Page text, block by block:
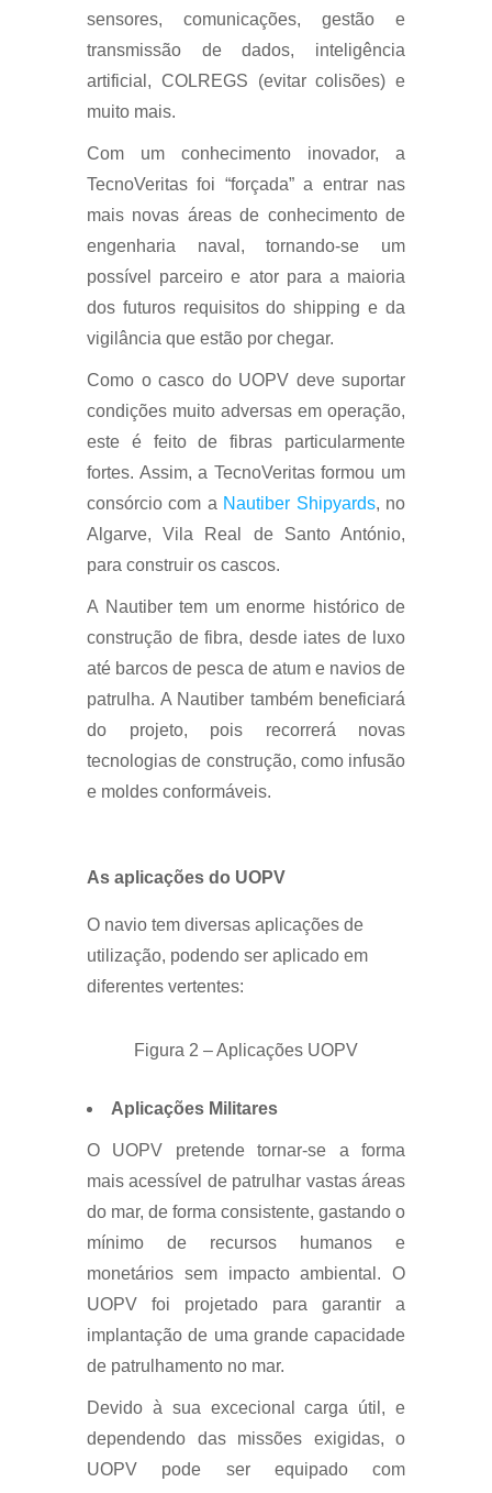
sensores, comunicações, gestão e
transmissão de dados, inteligência
artificial, COLREGS (evitar colisões) e
muito mais.
Com um conhecimento inovador, a
TecnoVeritas foi “forçada” a entrar nas
mais novas áreas de conhecimento de
engenharia naval, tornando-se um
possível parceiro e ator para a maioria
dos futuros requisitos do shipping e da
vigilância que estão por chegar.
Como o casco do UOPV deve suportar
condições muito adversas em operação,
este é feito de fibras particularmente
fortes. Assim, a TecnoVeritas formou um
consórcio com a Nautiber Shipyards, no
Algarve, Vila Real de Santo António,
para construir os cascos.
A Nautiber tem um enorme histórico de
construção de fibra, desde iates de luxo
até barcos de pesca de atum e navios de
patrulha. A Nautiber também beneficiará
do projeto, pois recorrerá novas
tecnologias de construção, como infusão
e moldes conformáveis.
As aplicações do UOPV
O navio tem diversas aplicações de
utilização, podendo ser aplicado em
diferentes vertentes:
Figura 2 – Aplicações UOPV
Aplicações Militares
O UOPV pretende tornar-se a forma
mais acessível de patrulhar vastas áreas
do mar, de forma consistente, gastando o
mínimo de recursos humanos e
monetários sem impacto ambiental. O
UOPV foi projetado para garantir a
implantação de uma grande capacidade
de patrulhamento no mar.
Devido à sua excecional carga útil, e
dependendo das missões exigidas, o
UOPV pode ser equipado com